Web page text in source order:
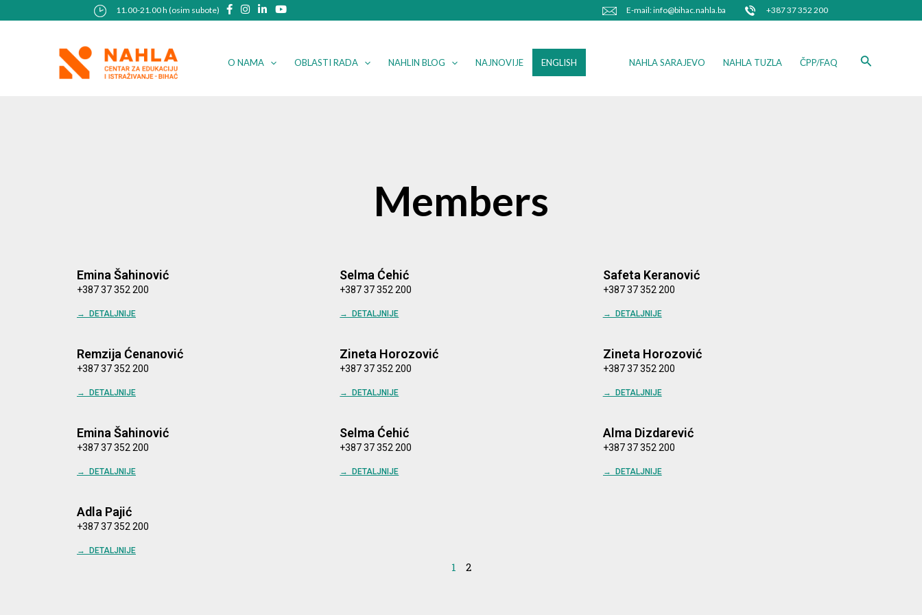
to
11.00-21.00 h (osim subote) E-mail: info@bihac.nahla.ba +387 37 352 200
O NAMA OBLASTI RADA NAHLIN BLOG NAJNOVIJE ENGLISH NAHLA SARAJEVO NAHLA TUZLA ČPP/FAQ Search
Members
Emina Šahinović
+387 37 352 200
→ DETALJNIJE
Selma Ćehić
+387 37 352 200
→ DETALJNIJE
Safeta Keranović
+387 37 352 200
→ DETALJNIJE
Remzija Ćenanović
+387 37 352 200
→ DETALJNIJE
Zineta Horozović
+387 37 352 200
→ DETALJNIJE
Zineta Horozović
+387 37 352 200
→ DETALJNIJE
Emina Šahinović
+387 37 352 200
→ DETALJNIJE
Selma Ćehić
+387 37 352 200
→ DETALJNIJE
Alma Dizdarević
+387 37 352 200
→ DETALJNIJE
Adla Pajić
+387 37 352 200
→ DETALJNIJE
1 2